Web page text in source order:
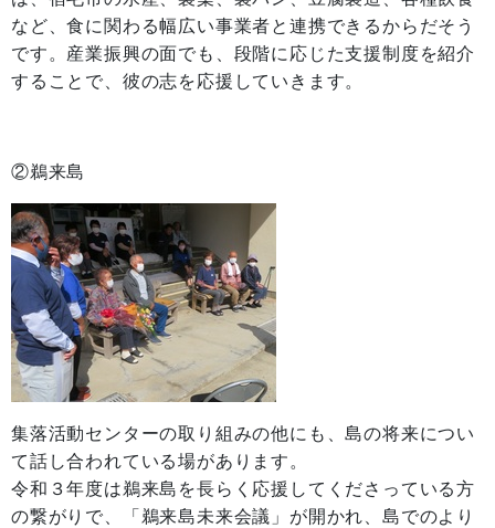
など、食に関わる幅広い事業者と連携できるからだそう
です。産業振興の面でも、段階に応じた支援制度を紹介
することで、彼の志を応援していきます。
②鵜来島
集落活動センターの取り組みの他にも、島の将来につい
て話し合われている場があります。
令和３年度は鵜来島を長らく応援してくださっている方
の繋がりで、「鵜来島未来会議」が開かれ、島でのより